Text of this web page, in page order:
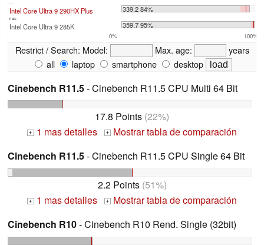
Intel Core Ultra 9 290HX Plus 339.2 84%
max:
Intel Core Ultra 9 285K 359.7 95%
0% 100%
Restrict / Search: Model: Max. age:
years
all
laptop smartphone desktop
Cinebench R11.5- Cinebench R11.5 CPU Multi 64 Bit
17.8 Points (22%)
+ 1 mas detalles +
Mostrar tabla de comparación
Cinebench R11.5- Cinebench R11.5 CPU Single 64 Bit
2.2 Points(51%)
+ 1 mas detalles +
Mostrar tabla de comparación
Cinebench R10- Cinebench R10 Rend. Single (32bit)